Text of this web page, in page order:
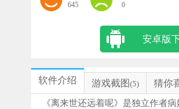
645
0
安卓版
软件介绍 游戏截图 (5) 猜你
《离来世还远着呢》是独立作者